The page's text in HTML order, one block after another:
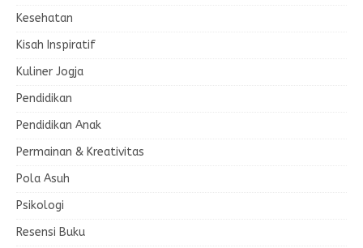
Kesehatan
Kisah Inspiratif
Kuliner Jogja
Pendidikan
Pendidikan Anak
Permainan & Kreativitas
Pola Asuh
Psikologi
Resensi Buku